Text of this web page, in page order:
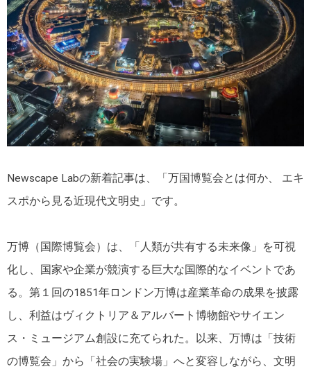
Newscape Labの新着記事は、「万国博覧会とは何か、 エキ
スポから見る近現代文明史」です。
万博（国際博覧会）は、「人類が共有する未来像」を可視
化し、国家や企業が競演する巨大な国際的なイベントであ
る。第１回の1851年ロンドン万博は産業革命の成果を披露
し、利益はヴィクトリア＆アルバート博物館やサイエン
ス・ミュージアム創設に充てられた。以来、万博は「技術
の博覧会」から「社会の実験場」へと変容しながら、文明